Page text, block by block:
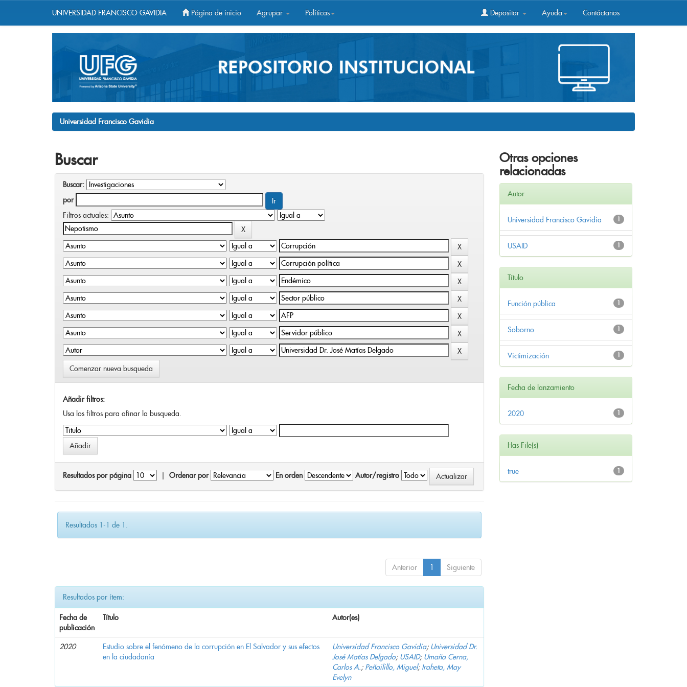
UNIVERSIDAD FRANCISCO GAVIDIA Página de inicio Agrupar Políticas Depositar Ayuda Contáctanos
Universidad Francisco Gavidia
Buscar
Buscar:
por
Filtros actuales:
Comenzar nueva busqueda
Añadir filtros:
Usa los filtros para afinar la busqueda.
Resultados por página Ordenar por En orden Autor/registro
Resultados 1-1 de 1.
Anterior 1 Siguiente
Resultados por ítem:
Fecha de
publicación
Título Autor(es)
2020
Estudio sobre el fenómeno de la corrupción en El Salvador y sus efectos
en la ciudadanía
Universidad Francisco Gavidia; Universidad Dr.
José Matías Delgado; USAID; Umaña Cerna,
Carlos A.; Peñailillo, Miguel; Iraheta, May
Evelyn
Otras opciones
relacionadas
Autor
1
Universidad Francisco Gavidia
1
USAID
Título
1
Función pública
1
Soborno
1
Victimización
Fecha de lanzamiento
1
2020
Has File(s)
1
true